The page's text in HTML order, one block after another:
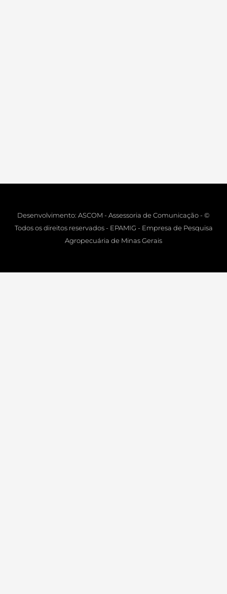
Desenvolvimento: ASCOM - Assessoria de Comunicação - ©
Todos os direitos reservados - EPAMIG - Empresa de Pesquisa
Agropecuária de Minas Gerais